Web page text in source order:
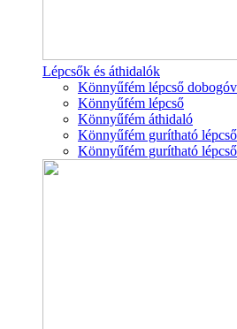
Lépcsők és áthidalók
Könnyűfém lépcső
Könnyűfém lépcső
Könnyűfém áthidaló
Könnyűfém gurítható
Könnyűfém gurítható lépcső